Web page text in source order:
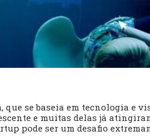
se baseia em tecnologia e
e muitas delas já
pode ser um desafio